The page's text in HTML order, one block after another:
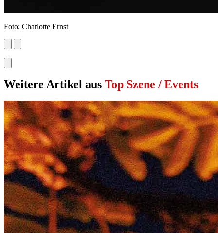
Foto: Charlotte Ernst
Weitere Artikel aus Top Szene / Events